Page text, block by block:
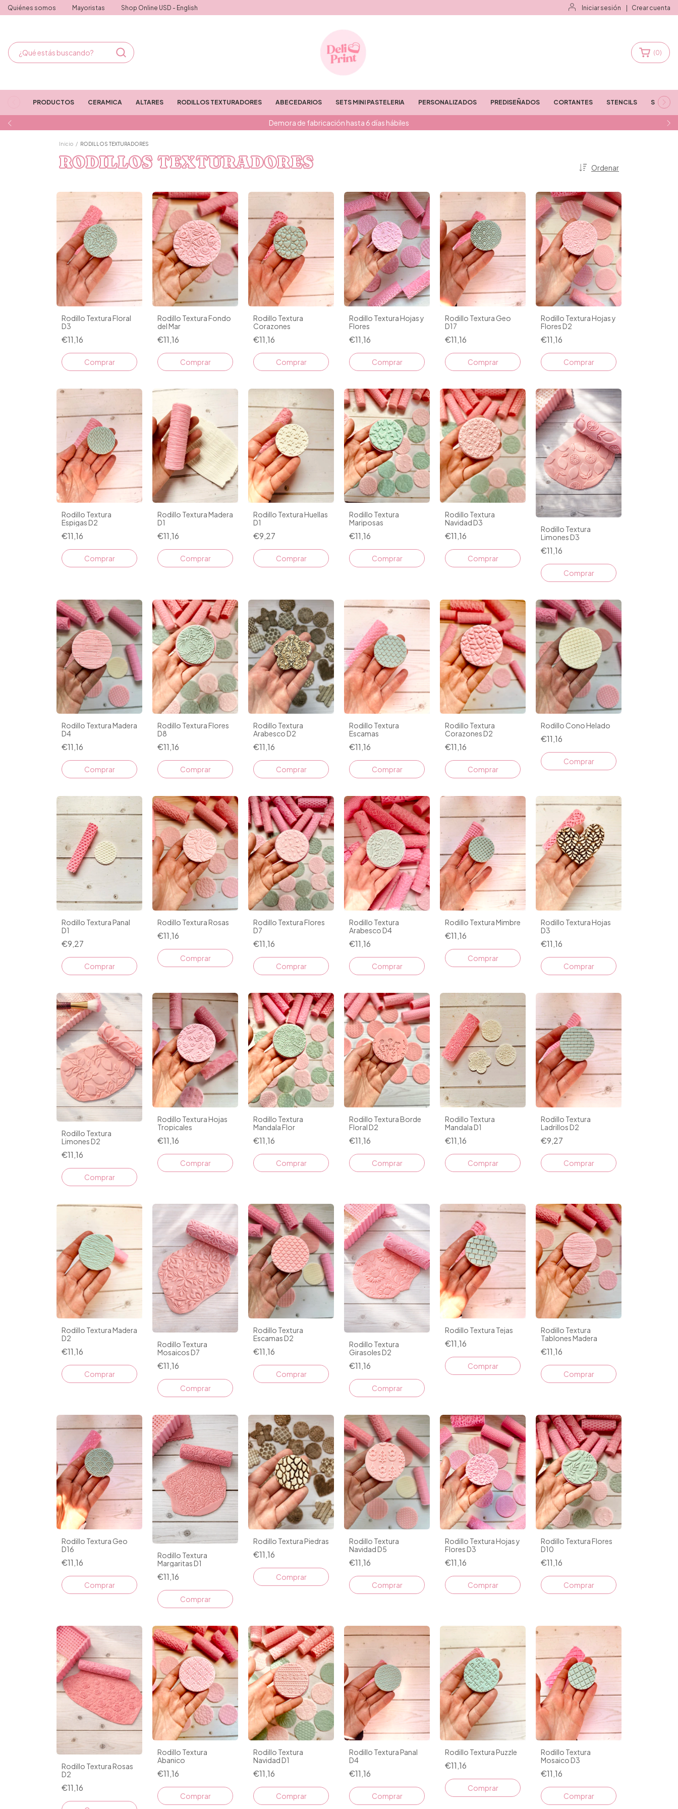
Quiénes somos Mayoristas Shop Online USD - English Iniciar sesión Crear cuenta
Demora de fabricación hasta 6 días hábiles
(0)
PRODUCTOS CERAMICA ALTARES RODILLOS TEXTURADORES ABECEDARIOS SETS MINI PASTELERIA PERSONALIZADOS PREDISEÑADOS CORTANTES STENCILS STAMPS
Inicio / RODILLOS TEXTURADORES
RODILLOS TEXTURADORES Ordenar
Rodillo Textura Floral
D3
€11,16
Rodillo Textura Fondo
del Mar
€11,16
Rodillo Textura
Corazones
€11,16
Rodillo Textura Hojas y
Flores
€11,16
Rodillo Textura Geo
D17
€11,16
Rodillo Textura Hojas y
Flores D2
€11,16
Rodillo Textura
Espigas D2
€11,16
Rodillo Textura Madera
D1
€11,16
Rodillo Textura Huellas
D1
€9,27
Rodillo Textura
Mariposas
€11,16
Rodillo Textura
Navidad D3
€11,16
Rodillo Textura
Limones D3
€11,16
Rodillo Textura Madera
D4
€11,16
Rodillo Textura Flores
D8
€11,16
Rodillo Textura
Arabesco D2
€11,16
Rodillo Textura
Escamas
€11,16
Rodillo Textura
Corazones D2
€11,16
Rodillo Cono Helado
€11,16
Rodillo Textura Panal
D1
€9,27
Rodillo Textura Rosas
€11,16
Rodillo Textura Flores
D7
€11,16
Rodillo Textura
Arabesco D4
€11,16
Rodillo Textura Mimbre
€11,16
Rodillo Textura Hojas
D3
€11,16
Rodillo Textura
Limones D2
€11,16
Rodillo Textura Hojas
Tropicales
€11,16
Rodillo Textura
Mandala Flor
€11,16
Rodillo Textura Borde
Floral D2
€11,16
Rodillo Textura
Mandala D1
€11,16
Rodillo Textura
Ladrillos D2
€9,27
Rodillo Textura Madera
D2
€11,16
Rodillo Textura
Mosaicos D7
€11,16
Rodillo Textura
Escamas D2
€11,16
Rodillo Textura
Girasoles D2
€11,16
Rodillo Textura Tejas
€11,16
Rodillo Textura
Tablones Madera
€11,16
Rodillo Textura Geo
D16
€11,16
Rodillo Textura
Margaritas D1
€11,16
Rodillo Textura Piedras
€11,16
Rodillo Textura
Navidad D5
€11,16
Rodillo Textura Hojas y
Flores D3
€11,16
Rodillo Textura Flores
D10
€11,16
Rodillo Textura Rosas
D2
€11,16
Rodillo Textura
Abanico
€11,16
Rodillo Textura
Navidad D1
€11,16
Rodillo Textura Panal
D4
€11,16
Rodillo Textura Puzzle
€11,16
Rodillo Textura
Mosaico D3
€11,16